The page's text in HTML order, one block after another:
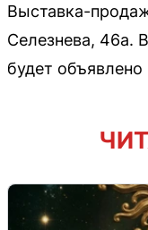
Выставка-
Селезнева, 46а.
будет объявлено